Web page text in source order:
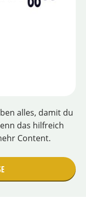
alles, damit du
das hilfreich
Content.